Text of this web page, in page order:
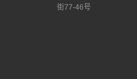
街77-46号